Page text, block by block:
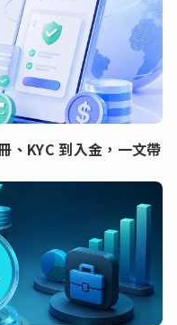
、KYC 到入金，一文帶